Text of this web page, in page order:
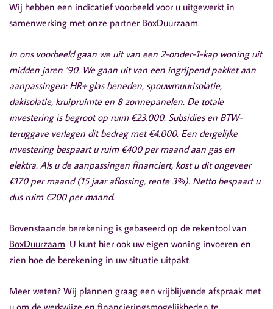
Wij hebben een indicatief voorbeeld voor u uitgewerkt in
samenwerking met onze partner BoxDuurzaam.
In ons voorbeeld gaan we uit van een 2-onder-1-kap woning uit
midden jaren ’90. We gaan uit van een ingrijpend pakket aan
aanpassingen: HR+ glas beneden, spouwmuurisolatie,
dakisolatie, kruipruimte en 8 zonnepanelen. De totale
investering is begroot op ruim €23.000. Subsidies en BTW-
teruggave verlagen dit bedrag met €4.000. Een dergelijke
investering bespaart u ruim €400 per maand aan gas en
elektra. Als u de aanpassingen financiert, kost u dit ongeveer
€170 per maand (15 jaar aflossing, rente 3%). Netto bespaart u
dus ruim €200 per maand.
Bovenstaande berekening is gebaseerd op de rekentool van
BoxDuurzaam. U kunt hier ook uw eigen woning invoeren en
zien hoe de berekening in uw situatie uitpakt.
Meer weten? Wij plannen graag een vrijblijvende afspraak met
u om de werkwijze en financieringsmogelijkheden te